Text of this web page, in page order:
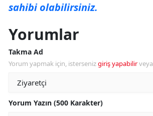
sahibi olabilirsiniz.
Yorumlar
Takma Ad
Yorum yapmak için, istersenizgiriş yapabilirveya
Yorum Yazın (500 Karakter)